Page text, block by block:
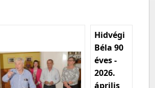
Hidvégi
Béla 90
éves -
2026.
április